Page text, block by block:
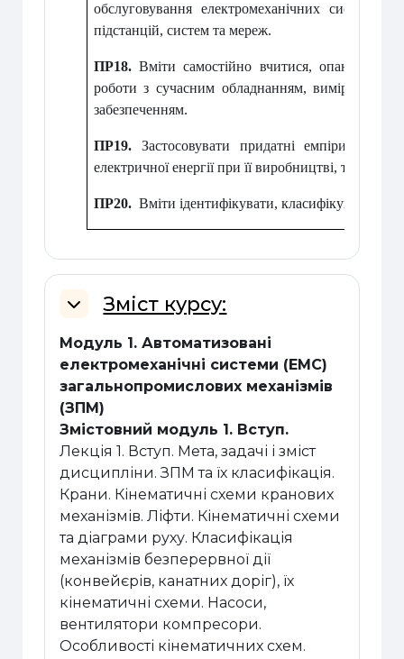
обслуговування електромеханічних систем,
підстанцій, систем та мереж.
ПР18.Вміти самостійно вчитися,
роботи з сучасним обладнанням,
забезпеченням.
ПР19. Застосовувати придатні емпіричні і
електричної енергії при її виробництві,
ПР20. Вміти ідентифікувати, класифікувати та
ЗгорнутиЗміст курсу:
Модуль 1. Автоматизовані
електромеханічні системи (ЕМС)
загальнопромислових механізмів
(ЗПМ)
Змістовний модуль 1. Вступ.
Лекція 1. Вступ. Мета, задачі і зміст
дисципліни. ЗПМ та їх класифікація.
Крани. Кінематичні схеми кранових
механізмів. Ліфти. Кінематичні схеми
та діаграми руху. Класифікація
механізмів безперервної дії
(конвейєрів, канатних доріг), їх
кінематичні схеми. Насоси,
вентилятори компресори.
Особливості кінематичних схем.